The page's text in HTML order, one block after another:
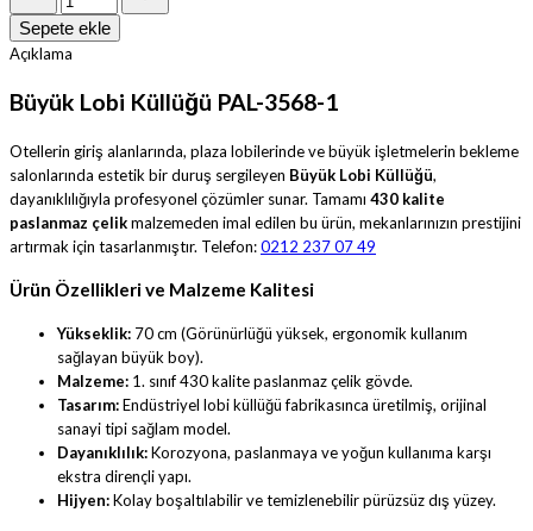
Sepete ekle
Açıklama
Büyük Lobi Küllüğü PAL-3568-1
Otellerin giriş alanlarında, plaza lobilerinde ve büyük işletmelerin bekleme
salonlarında estetik bir duruş sergileyen Büyük Lobi Küllüğü,
dayanıklılığıyla profesyonel çözümler sunar. Tamamı 430 kalite
paslanmaz çelikmalzemeden imal edilen bu ürün, mekanlarınızın prestijini
artırmak için tasarlanmıştır. Telefon:0212 237 07 49
Ürün Özellikleri ve Malzeme Kalitesi
Yükseklik: 70 cm (Görünürlüğü yüksek, ergonomik kullanım
sağlayan büyük boy).
Malzeme: 1. sınıf 430 kalite paslanmaz çelik gövde.
Tasarım:Endüstriyel lobi küllüğü fabrikasınca üretilmiş, orijinal
sanayi tipi sağlam model.
Dayanıklılık:Korozyona, paslanmaya ve yoğun kullanıma karşı
ekstra dirençli yapı.
Hijyen:Kolay boşaltılabilir ve temizlenebilir pürüzsüz dış yüzey.